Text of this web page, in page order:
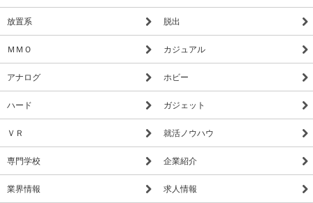
放置系 脱出
ＭＭＯ カジュアル
アナログ ホビー
ハード ガジェット
ＶＲ 就活ノウハウ
専門学校 企業紹介
業界情報 求人情報